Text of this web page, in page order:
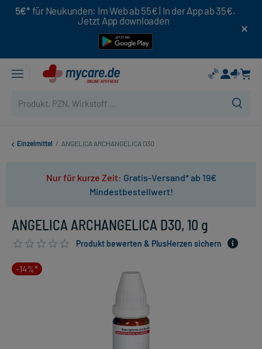
5€* für Neukunden: Im Web ab 55€ | In der App ab 35€.
Jetzt App downloaden
Einzelmittel / ANGELICA ARCHANGELICA D30
Nur für kurze Zeit: Gratis-Versand* ab 19€
Mindestbestellwert!
ANGELICA ARCHANGELICA D30, 10 g
Produkt bewerten & PlusHerzen sichern
-14%*